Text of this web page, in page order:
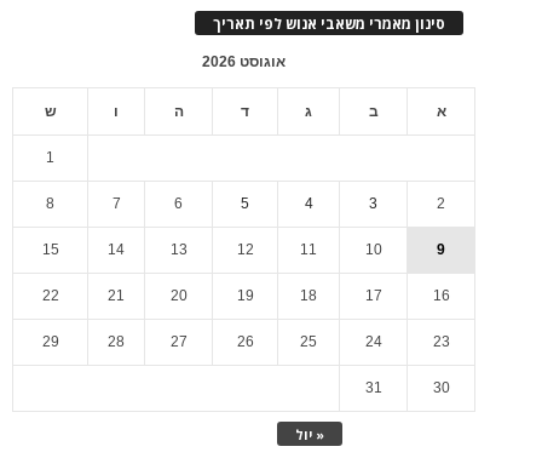
סינון מאמרי משאבי אנוש לפי תאריך
אוגוסט 2026
א ב ג ד ה ו ש
« יול
1
2
3
4
5
6
7
8
9
10
11
12
13
14
15
16
17
18
19
20
21
22
23
24
25
26
27
28
29
30
31